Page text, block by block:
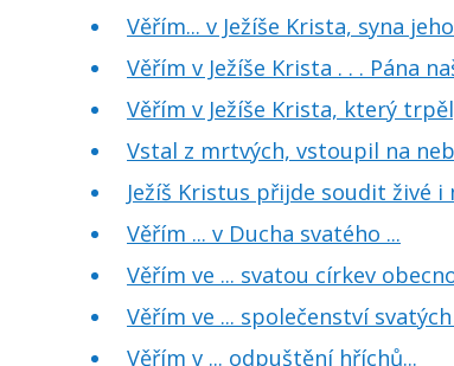
Věřím... v Ježíše Krista, syna
Věřím v Ježíše Krista . . . Pána
Věřím v Ježíše Krista, který
Vstal z mrtvých, vstoupil na
Ježíš Kristus přijde soudit živé i
Věřím ... v Ducha svatého ...
Věřím ve ... svatou církev
Věřím ve ... společenství svatých
Věřím v ... odpuštění hříchů...